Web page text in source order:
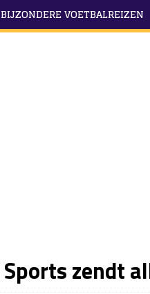
BIJZONDERE VOETBALREIZEN
Sports zendt